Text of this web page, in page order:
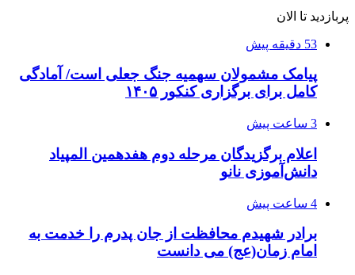
پربازدید تا الان
53 دقیقه پیش
پیامک مشمولان سهمیه جنگ جعلی است/ آمادگی
کامل برای برگزاری کنکور ۱۴۰۵
3 ساعت پیش
اعلام برگزیدگان مرحله دوم هفدهمین المپیاد
دانش‌آموزی نانو
4 ساعت پیش
برادر شهیدم محافظت از جان پدرم را خدمت به
امام زمان(عج) می دانست